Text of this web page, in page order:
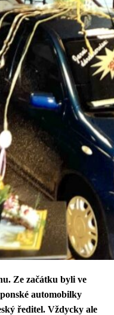
Ze začátku byli ve
automobilky
ředitel. Vždycky ale